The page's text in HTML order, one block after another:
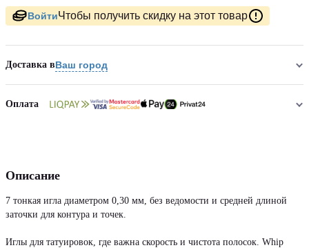
ВойтиЧтобы получить скидку на этот товар
Доставка вВаш город
Оплата
Описание
7 тонкая игла диаметром 0,30 мм, без ведомости и средней длиной
заточки для контура и точек.
Иглы для татуировок, где важна скорость и чистота полосок. Whip